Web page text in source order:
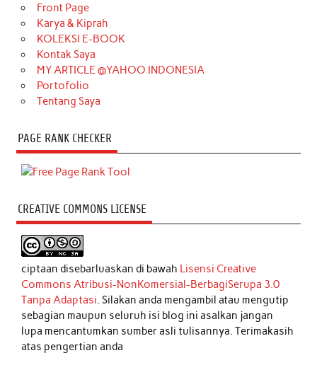
Front Page
Karya & Kiprah
KOLEKSI E-BOOK
Kontak Saya
MY ARTICLE @YAHOO INDONESIA
Portofolio
Tentang Saya
PAGE RANK CHECKER
CREATIVE COMMONS LICENSE
ciptaan disebarluaskan di bawah Lisensi Creative
Commons Atribusi-NonKomersial-BerbagiSerupa 3.0
Tanpa Adaptasi. Silakan anda mengambil atau mengutip
sebagian maupun seluruh isi blog ini asalkan jangan
lupa mencantumkan sumber asli tulisannya. Terimakasih
atas pengertian anda